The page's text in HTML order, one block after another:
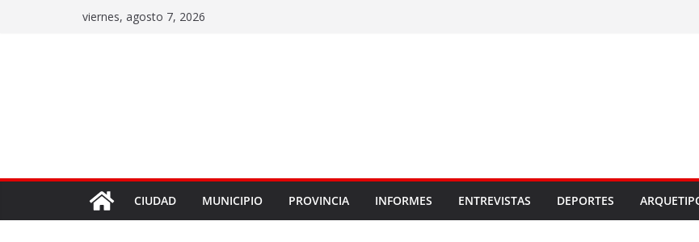
viernes, agosto 7, 2026
CIUDAD MUNICIPIO PROVINCIA INFORMES ENTREVISTAS DEPORTES